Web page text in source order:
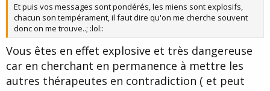
Et puis vos messages sont pondérés, les miens sont explosifs,
chacun son tempérament, il faut dire qu'on me cherche souvent
donc on me trouve..; :lol::
Vous êtes en effet explosive et très dangereuse
car en cherchant en permanence à mettre les
autres thérapeutes en contradiction ( et peut